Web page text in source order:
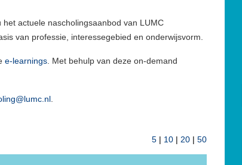
actuele nascholingsaanbod van LUMC
van professie, interessegebied en onderwijsvorm.
e-learnings . Met behulp van deze on-demand
5| 10| 20| 50